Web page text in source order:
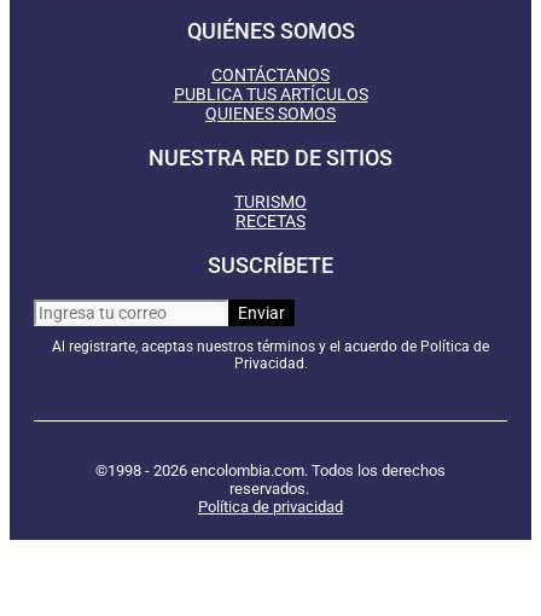
QUIÉNES SOMOS
CONTÁCTANOS
PUBLICA TUS ARTÍCULOS
QUIENES SOMOS
NUESTRA RED DE SITIOS
TURISMO
RECETAS
SUSCRÍBETE
Al registrarte, aceptas nuestros términos y el acuerdo de Política de
Privacidad.
©1998 - 2026 encolombia.com. Todos los derechos
reservados.
Política de privacidad